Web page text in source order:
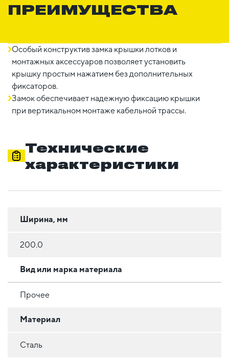
ПРЕИМУЩЕСТВА
Особый конструктив замка крышки лотков и
монтажных аксессуаров позволяет установить
крышку простым нажатием без дополнительных
фиксаторов.
Замок обеспечивает надежную фиксацию крышки
при вертикальном монтаже кабельной трассы.
Технические
характеристики
Ширина, мм
200.0
Вид или марка материала
Прочее
Материал
Сталь